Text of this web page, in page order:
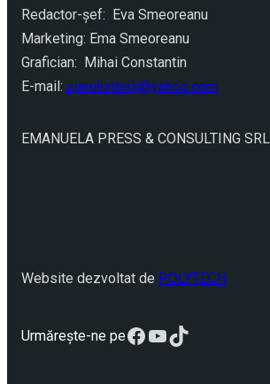
Redactor-şef: Eva Smeoreanu
Marketing: Ema Smeoreanu
Grafician: Mihai Constantin
E-mail: ziarulcriterii@yahoo.com
EMANUELA PRESS & CONSULTING SRL
Website dezvoltat de POLYTECH
Urmărește-ne peFacebook
YouTube
TikTok